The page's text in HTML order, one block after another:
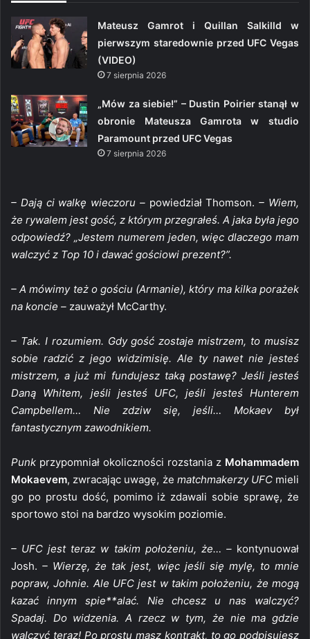
Mateusz Gamrot i Quillan Salkilld w
pierwszym staredownie przed UFC Vegas
(VIDEO)
7 sierpnia 2026
„Mów za siebie!” – Dustin Poirier stanął w
obronie Mateusza Gamrota w studio
Paramount przed UFC Vegas
7 sierpnia 2026
– Dają ci walkę wieczoru –powiedział Thomson.– Wiem,
że rywalem jest gość, z którym przegrałeś. A jaka była jego
odpowiedź? „Jestem numerem jeden, więc dlaczego mam
walczyć z Top 10 i dawać gościowi prezent?”.
– A mówimy też o gościu (Armanie), który ma kilka porażek
na koncie – zauważył McCarthy.
– Tak. I rozumiem. Gdy gość zostaje mistrzem, to musisz
sobie radzić z jego widzimisię. Ale ty nawet nie jesteś
mistrzem, a już mi fundujesz taką postawę? Jeśli jesteś
Daną Whitem, jeśli jesteś UFC, jeśli jesteś Hunterem
Campbellem… Nie zdziw się, jeśli… Mokaev był
fantastycznym zawodnikiem.
Punk przypomniał okoliczności rozstania z Mohammadem
Mokaevem, zwracając uwagę, że matchmakerzy UFCmieli
go po prostu dość, pomimo iż zdawali sobie sprawę, że
sportowo stoi na bardzo wysokim poziomie.
– UFC jest teraz w takim położeniu, że… –kontynuował
Josh.– Wierzę, że tak jest, więc jeśli się mylę, to mnie
popraw, Johnie. Ale UFC jest w takim położeniu, że mogą
kazać innym spie**alać. Nie chcesz u nas walczyć?
Spadaj. Do widzenia. A rzecz w tym, że nie ma gdzie
walczyć teraz! Po prostu masz kontrakt, to go podpisujesz